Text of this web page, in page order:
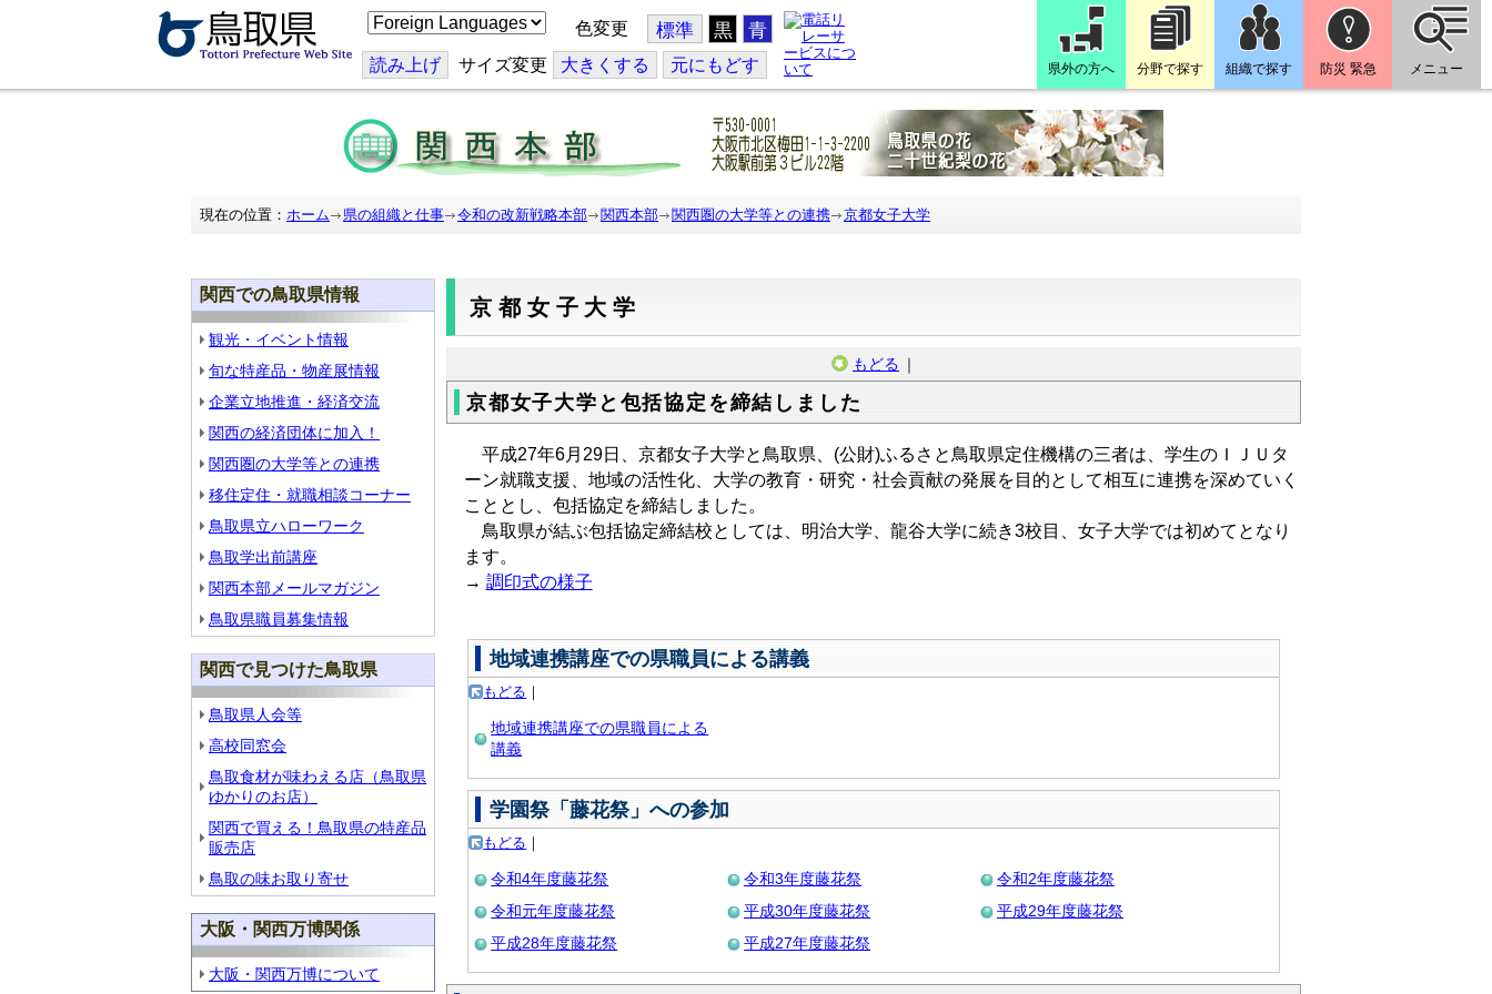
こ
の
ジ
を
訳
す
る
色変更 標準 黒 青
読み上げ サイズ変更 大きくする 元にもどす 県外の方へ 分野で探す 組織で探す 防災 緊急 メニュー
現在の位置： ホーム 県の組織と仕事 令和の改新戦略本部 関西本部 関西圏の大学等との連携 京都女子大学
関西での鳥取県情報
観光・イベント情報
旬な特産品・物産展情報
企業立地推進・経済交流
関西の経済団体に加入！
関西圏の大学等との連携
移住定住・就職相談コーナー
鳥取県立ハローワーク
鳥取学出前講座
関西本部メールマガジン
鳥取県職員募集情報
関西で見つけた鳥取県
鳥取県人会等
高校同窓会
鳥取食材が味わえる店（鳥取県
ゆかりのお店）
関西で買える！鳥取県の特産品
販売店
鳥取の味お取り寄せ
大阪・関西万博関係
大阪・関西万博について
京都女子大学
もどる ｜
京都女子大学と包括協定を締結しました
平成27年6月29日、京都女子大学と鳥取県、(公財)ふるさと鳥取県定住機構の三者は、学生のＩＪＵタ
ーン就職支援、地域の活性化、大学の教育・研究・社会貢献の発展を目的として相互に連携を深めていく
こととし、包括協定を締結しました。
鳥取県が結ぶ包括協定締結校としては、明治大学、龍谷大学に続き3校目、女子大学では初めてとなり
ます。
→ 調印式の様子
地域連携講座での県職員による講義
もどる ｜
地域連携講座での県職員による
講義
学園祭「藤花祭」への参加
もどる ｜
令和4年度藤花祭 令和3年度藤花祭
令和2年度藤花祭
令和元年度藤花祭
平成30年度藤花祭
平成29年度藤花祭
平成28年度藤花祭
平成27年度藤花祭